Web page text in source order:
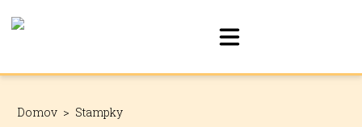
Domov > Stampky